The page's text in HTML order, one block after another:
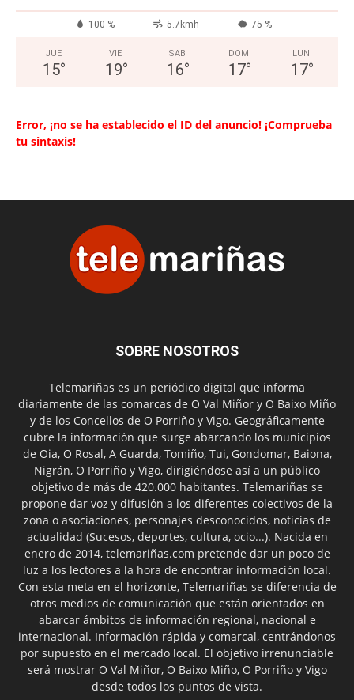
100 % 5.7kmh 75 %
JUE
15°
VIE
19°
SAB
16°
DOM
17°
LUN
17°
Error, ¡no se ha establecido el ID del anuncio! ¡Comprueba
tu sintaxis!
SOBRE NOSOTROS
Telemariñas es un periódico digital que informa
diariamente de las comarcas de O Val Miñor y O Baixo Miño
y de los Concellos de O Porriño y Vigo. Geográficamente
cubre la información que surge abarcando los municipios
de Oia, O Rosal, A Guarda, Tomiño, Tui, Gondomar, Baiona,
Nigrán, O Porriño y Vigo, dirigiéndose así a un público
objetivo de más de 420.000 habitantes. Telemariñas se
propone dar voz y difusión a los diferentes colectivos de la
zona o asociaciones, personajes desconocidos, noticias de
actualidad (Sucesos, deportes, cultura, ocio...). Nacida en
enero de 2014, telemariñas.com pretende dar un poco de
luz a los lectores a la hora de encontrar información local.
Con esta meta en el horizonte, Telemariñas se diferencia de
otros medios de comunicación que están orientados en
abarcar ámbitos de información regional, nacional e
internacional. Información rápida y comarcal, centrándonos
por supuesto en el mercado local. El objetivo irrenunciable
será mostrar O Val Miñor, O Baixo Miño, O Porriño y Vigo
desde todos los puntos de vista.